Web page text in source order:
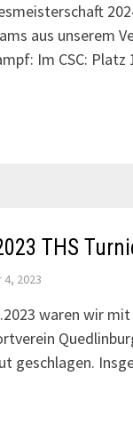
aus unserem
Im CSC:
THS
2023
waren wir
geschlagen.